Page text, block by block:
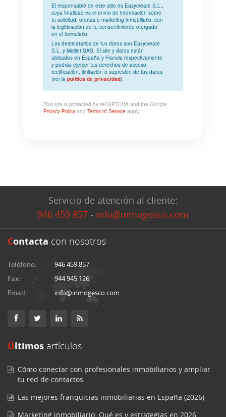
El responsable de este sitio es Easycreate S.L.,
cuya finalidad es el envío de información sobre
tu solicitud, ofertas o marketing inmobiliario, con
la legitimación de tu consentimiento otorgado
en el formulario.
Los destinatarios de tus datos son Easycreate
S.L. y Mailjet SAS. El site y datos están
ubicados en España y Francia respectivamente
y podrás ejercer tus derechos de acceso,
rectificación, limitación o supresión de tus datos
(ver la política de privacidad).
This site is protected by reCAPTCHA and the Google
Privacy Policy and Terms of Service apply.
Servicio de atención al cliente:
946 459 857 - info@inmogesco.com
Contacta con nosotros
Teléfono:
946 459 857
Fax:
944 945 126
Email:
info@inmogesco.com
Últimos artículos
Cómo conectar con profesionales inmobiliarios y ampliar
tu red de contactos
Las mejores franquicias inmobiliarias en España (2026)
Marketing inmobiliario: Qué es y estrategias en 2026